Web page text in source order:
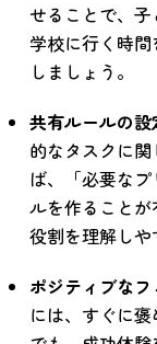
せることで、
学校に行く時
しましょう。
共有ルールの設
的なタスクに
ば、「必要な
ルを作ること
役割を理解しや
ポジティブな
には、すぐに